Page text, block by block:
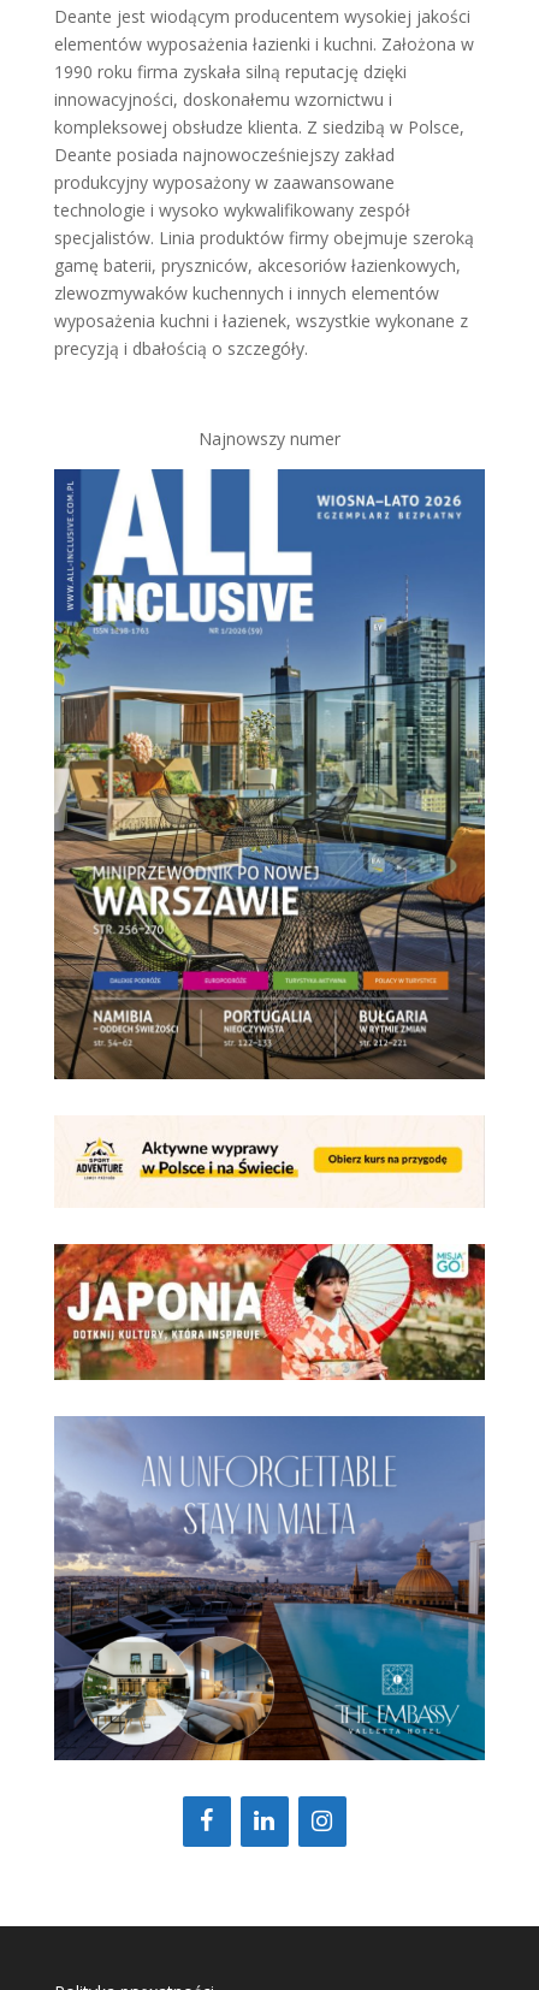
Deante jest wiodącym producentem wysokiej jakości
elementów wyposażenia łazienki i kuchni. Założona w
1990 roku firma zyskała silną reputację dzięki
innowacyjności, doskonałemu wzornictwu i
kompleksowej obsłudze klienta. Z siedzibą w Polsce,
Deante posiada najnowocześniejszy zakład
produkcyjny wyposażony w zaawansowane
technologie i wysoko wykwalifikowany zespół
specjalistów. Linia produktów firmy obejmuje szeroką
gamę baterii, pryszniców, akcesoriów łazienkowych,
zlewozmywaków kuchennych i innych elementów
wyposażenia kuchni i łazienek, wszystkie wykonane z
precyzją i dbałością o szczegóły.
Najnowszy numer